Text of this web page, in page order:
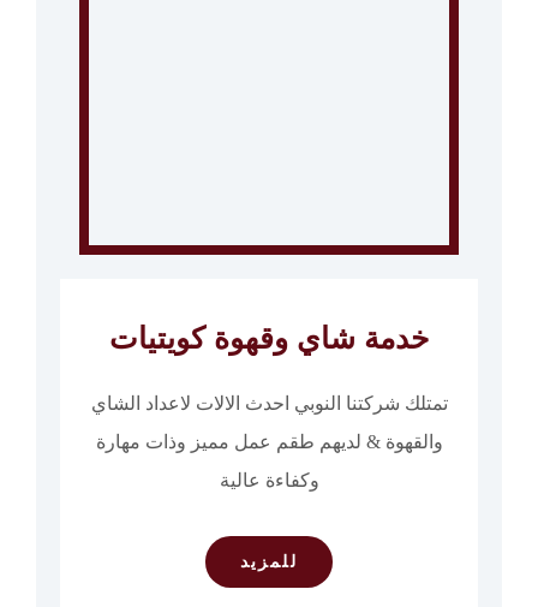
خدمة شاي وقهوة كويتيات
تمتلك شركتنا النوبي احدث الالات لاعداد الشاي
والقهوة & لديهم طقم عمل مميز وذات مهارة
وكفاءة عالية
للمزيد